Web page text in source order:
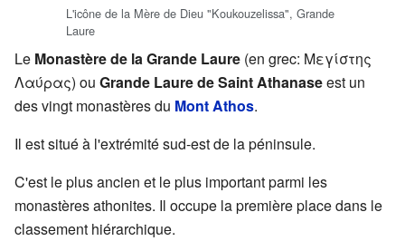
L'icône de la Mère de Dieu "Koukouzelissa", Grande
Laure
Le Monastère de la Grande Laure (en grec: Μεγίστης
Λαύρας) ou Grande Laure de Saint Athanaseest un
des vingt monastères du Mont Athos.
Il est situé à l'extrémité sud-est de la péninsule.
C'est le plus ancien et le plus important parmi les
monastères athonites. Il occupe la première place dans le
classement hiérarchique.